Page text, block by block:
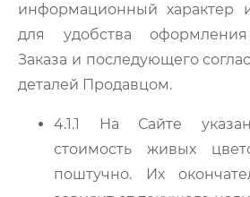
информационный характер
для удобства оформления
Заказа и последующего
деталей Продавцом.
4.1.1 На Сайте
стоимость живых
поштучно. Их